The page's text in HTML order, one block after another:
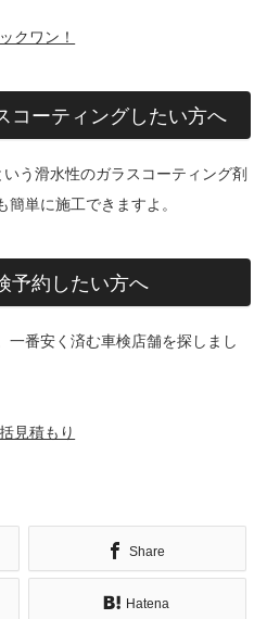
クワン！
コーティングしたい方へ
いう滑水性のガラスコーティング剤
単に施工できますよ。
予約したい方へ
一番安く済む車検店舗を探しまし
見積もり
Share
Hatena